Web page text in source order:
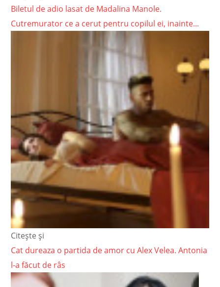
Biletul de adio lasat de Madalina Manole.
Cutremurator ce a cerut pentru copilul ei, inainte...
Citește și
Cat dureaza o partida de amor cu Alex Velea. Antonia
l-a făcut de râs